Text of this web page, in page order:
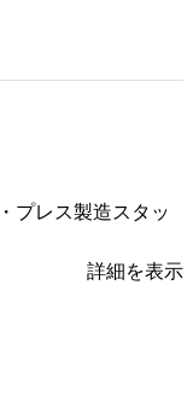
プレス製造スタッ
詳細を表示